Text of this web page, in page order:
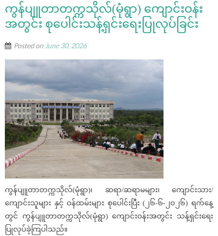
ကွန်ပျူတာတက္ကသိုလ်(မုံရွာ) ကျောင်းဝန်း
အတွင်း စုပေါင်းသန့်ရှင်းရေးပြုလုပ်ခြင်း
Posted onJune 30, 2026
ကွန်ပျူတာတက္ကသိုလ်(မုံရွာ)၊ ဆရာ/ဆရာမများ၊ ကျောင်းသား/
ကျောင်းသူများ နှင့် ဝန်ထမ်းများ စုပေါင်းပြီး (၂၆-၆-၂၀၂၆) ရက်နေ့
တွင် ကွန်ပျူတာတက္ကသိုလ်(မုံရွာ) ကျောင်းဝန်းအတွင်း သန့်ရှင်းရေး
ပြုလုပ်ခဲ့ကြပါသည်။